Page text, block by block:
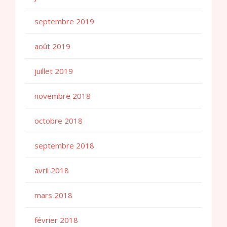
septembre 2019
août 2019
juillet 2019
novembre 2018
octobre 2018
septembre 2018
avril 2018
mars 2018
février 2018